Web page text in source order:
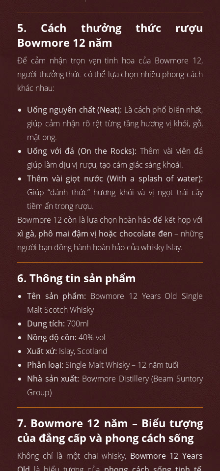
5. Cách thưởng thức rượu
Bowmore 12 năm
Để cảm nhận trọn vẹn tinh hoa của Bowmore 12,
người thưởng thức có thể lựa chọn nhiều phong cách
khác nhau:
Uống nguyên chất (Neat): Là cách phổ biến nhất,
giúp cảm nhận rõ rệt từng tầng hương vị khói, gỗ,
mật ong.
Uống với đá (On the Rocks): Thêm vài viên đá
giúp làm dịu vị rượu, tạo cảm giác sảng khoái.
Thêm vài giọt nước (With a splash of water):
Giúp “đánh thức” hương khói và vị ngọt trái cây
tiềm ẩn trong rượu.
Bowmore 12 còn là lựa chọn hoàn hảo để kết hợp với
xì gà, phô mai đậm vị hoặc chocolate đen – những
người bạn đồng hành hoàn hảo của whisky Islay.
6. Thông tin sản phẩm
Tên sản phẩm: Bowmore 12 Years Old Single
Malt Scotch Whisky
Dung tích: 700ml
Nồng độ cồn: 40% vol
Xuất xứ: Islay, Scotland
Phân loại: Single Malt Whisky – 12 năm tuổi
Nhà sản xuất: Bowmore Distillery (Beam Suntory
Group)
7. Bowmore 12 năm – Biểu tượng
của đẳng cấp và phong cách sống
Không chỉ là một chai whisky, Bowmore 12 Years